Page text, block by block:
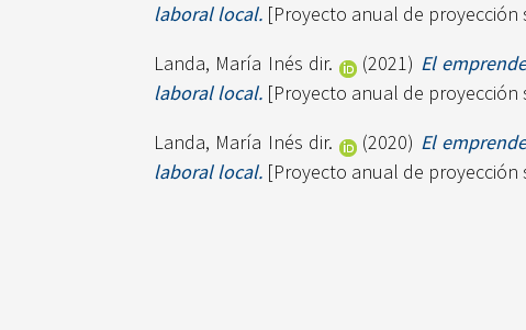
laboral local. [Proyecto anual de
Landa, María Inés dir.
(2021) El
laboral local. [Proyecto anual de
Landa, María Inés dir.
(2020) El
laboral local. [Proyecto anual de